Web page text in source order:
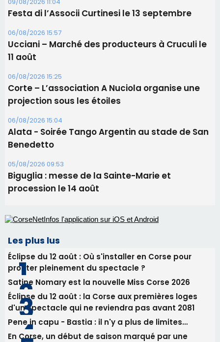
06/08/2026 15:04
Alata - Soirée Tango Argentin au stade de San
Benedetto
05/08/2026 09:53
Biguglia : messe de la Sainte-Marie et
procession le 14 août
Les plus lus
Éclipse du 12 août : Où s'installer en Corse pour
Satine Nomary est la nouvelle Miss Corse 2026
Éclipse du 12 août : la Corse aux premières loges
d'un spectacle qui ne reviendra pas avant 2081
En Corse, un début de saison marqué par une
Newsletter
Inscrivez-vous à la newsletter de CNI et recevez par
email les infos les plus importantes et une sélection de
nos meilleurs articles